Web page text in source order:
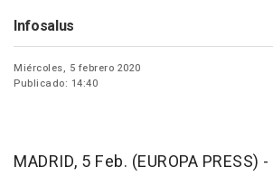
Infosalus
Miércoles, 5 febrero 2020
Publicado: 14:40
MADRID, 5 Feb. (EUROPA PRESS) -